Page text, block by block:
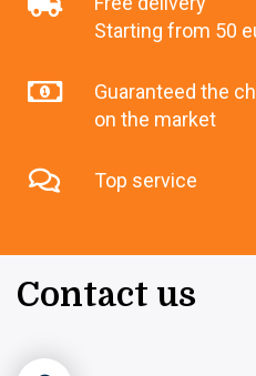
Starting from 50
Guaranteed the
on the market
Top service
Contact us